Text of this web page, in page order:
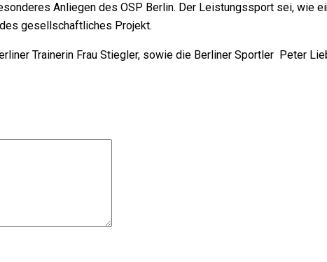
Anliegen des OSP Berlin. Der Leistungssport sei, wie
gesellschaftliches Projekt.
Trainerin Frau Stiegler, sowie die Berliner Sportler Peter